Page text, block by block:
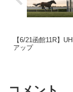
【6/21函館11R】
アップ